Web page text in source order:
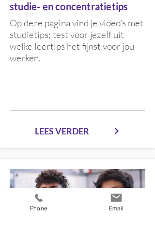
studie- en concentratietips
Op deze pagina vind je video's met
studietips; test voor jezelf uit
welke leertips het fijnst voor jou
werken.
LEES VERDER
Phone Email